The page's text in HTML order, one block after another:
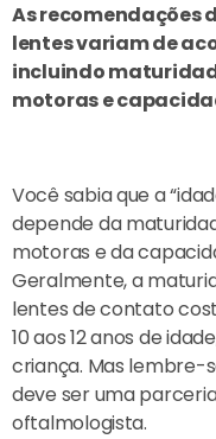
As recomendações
lentes variam de
incluindo
motoras e
Você sabia que a
depende da
motoras e da
Geralmente, a
lentes de contato
10 aos 12 anos de
criança. Mas lembre-
deve ser uma
oftalmologista.